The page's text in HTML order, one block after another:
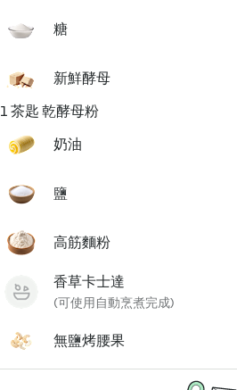
糖
新鮮酵母
1 茶匙 乾酵母粉
奶油
鹽
高筋麵粉
香草卡士達
(可使用自動烹煮完成)
無鹽烤腰果